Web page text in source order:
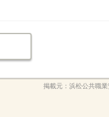
掲載元： 浜松公共職